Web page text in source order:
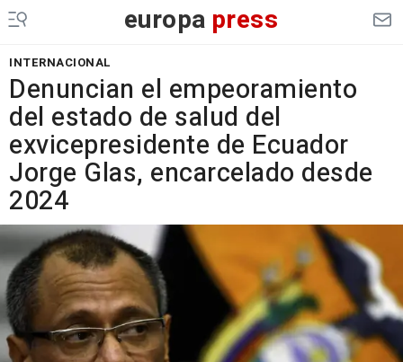
europa press
INTERNACIONAL
Denuncian el empeoramiento
del estado de salud del
exvicepresidente de Ecuador
Jorge Glas, encarcelado desde
2024